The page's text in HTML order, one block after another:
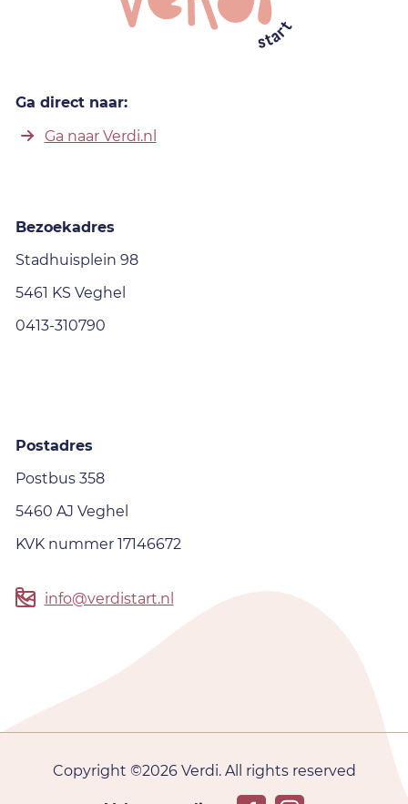
Ga direct naar:
Ga naar Verdi.nl
Bezoekadres
Stadhuisplein 98
5461 KS Veghel
0413-310790
Postadres
Postbus 358
5460 AJ Veghel
KVK nummer 17146672
info@verdistart.nl
Copyright ©2026 Verdi. All rights reserved